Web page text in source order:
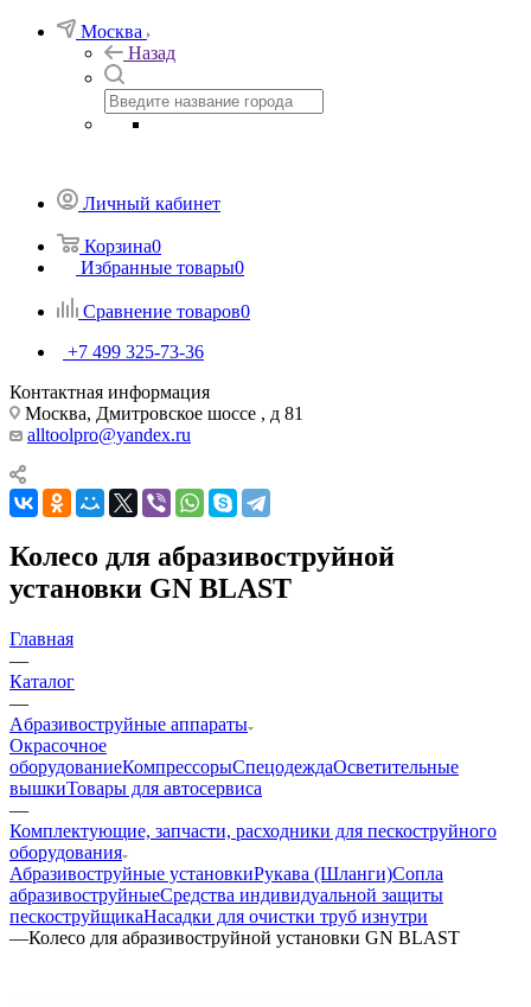
Москва
Назад
Личный кабинет
Корзина0
Избранные товары0
Сравнение товаров0
+7 499 325-73-36
Контактная информация
Москва, Дмитровское шоссе , д 81
alltoolpro@yandex.ru
Колесо для абразивоструйной
установки GN BLAST
Главная
—
Каталог
—
Aбразивоструйные аппараты
Окрасочное
оборудованиеКомпрессорыСпецодеждаОсветительные
вышкиТовары для автосервиса
—
Комплектующие, запчасти, расходники для пескоструйного
оборудования
Абразивоструйные установкиРукава (Шланги)Сопла
абразивоструйныеСредства индивидуальной защиты
пескоструйщикаНасадки для очистки труб изнутри
—Колесо для абразивоструйной установки GN BLAST